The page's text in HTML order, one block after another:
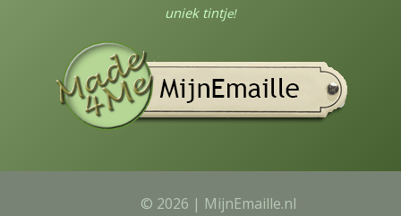
uniek tintje!
© 2026 | MijnEmaille.nl